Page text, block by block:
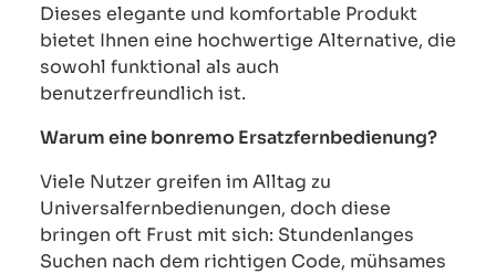
Dieses elegante und komfortable Produkt
bietet Ihnen eine hochwertige Alternative, die
sowohl funktional als auch
benutzerfreundlich ist.
Warum eine bonremo Ersatzfernbedienung?
Viele Nutzer greifen im Alltag zu
Universalfernbedienungen, doch diese
bringen oft Frust mit sich: Stundenlanges
Suchen nach dem richtigen Code, mühsames